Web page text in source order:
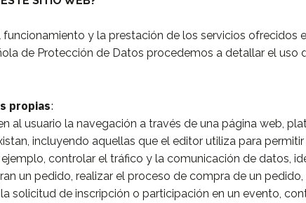
y la prestación de los servicios ofrecidos
de Protección de Datos procedemos a detallar el uso
propias:
al usuario la navegación a través de una página web,
incluyendo aquellas que el editor utiliza para
controlar el tráfico y la comunicación de datos,
un pedido, realizar el proceso de compra de un
solicitud de inscripción o participación en un evento,